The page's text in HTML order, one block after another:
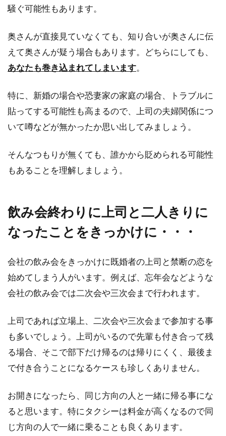
気持ちになりますよね。どうすれば友達は出来
るのでしょうか？...
退職の意思を電話で上司に伝えるの
は失礼？退職マナーとは
で退職の意思を伝えたいと思いますよね。退職
の意思は...
幼稚園へ教育実習について電話する
場合の注意点とポイント！
すが、その前にやらなくてはいけないのが幼稚
園への電話です。...
女性だって仕事がしたい！ 女性が一
生続けている仕事や資格とは
今の時代は女性も社会に出て仕事をしていくの
キャリア...
騒ぐ可能性もあります。
奥さんが直接見ていなくても、知り合いが奥さんに伝
えて奥さんが疑う場合もあります。どちらにしても、
あなたも巻き込まれてしまいます。
特に、新婚の場合や恐妻家の家庭の場合、トラブルに
貼ってする可能性も高まるので、上司の夫婦関係につ
いて噂などが無かったか思い出してみましょう。
そんなつもりが無くても、誰かから貶められる可能性
もあることを理解しましょう。
飲み会終わりに上司と二人きりに
なったことをきっかけに・・・
会社の飲み会をきっかけに既婚者の上司と禁断の恋を
始めてしまう人がいます。例えば、忘年会などような
会社の飲み会では二次会や三次会まで行われます。
上司であれば立場上、二次会や三次会まで参加する事
も多いでしょう。上司がいるので先輩も付き合って残
る場合、そこで部下だけ帰るのは帰りにくく、最後ま
で付き合うことになるケースも珍しくありません。
お開きになったら、同じ方向の人と一緒に帰る事にな
ると思います。特にタクシーは料金が高くなるので同
じ方向の人で一緒に乗ることも良くあります。